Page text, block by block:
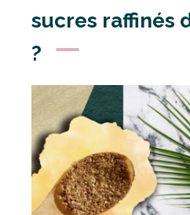
sucres raffinés
?